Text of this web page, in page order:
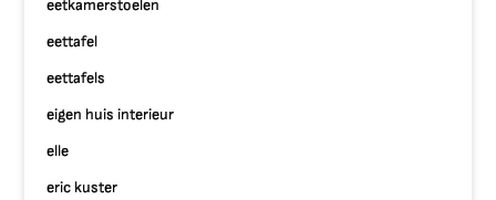
eetkamerstoelen
eettafel
eettafels
eigen huis interieur
elle
eric kuster